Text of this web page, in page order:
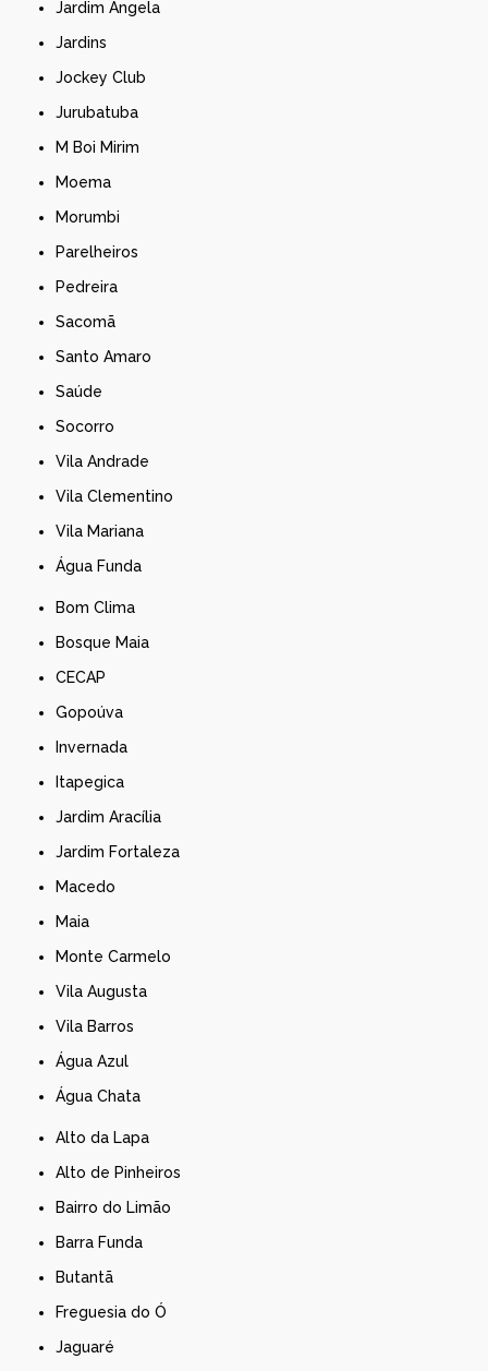
Jardim Ângela
Jardins
Jockey Club
Jurubatuba
M Boi Mirim
Moema
Morumbi
Parelheiros
Pedreira
Sacomã
Santo Amaro
Saúde
Socorro
Vila Andrade
Vila Clementino
Vila Mariana
Água Funda
Bom Clima
Bosque Maia
CECAP
Gopoúva
Invernada
Itapegica
Jardim Aracília
Jardim Fortaleza
Macedo
Maia
Monte Carmelo
Vila Augusta
Vila Barros
Água Azul
Água Chata
Alto da Lapa
Alto de Pinheiros
Bairro do Limão
Barra Funda
Butantã
Freguesia do Ó
Jaguaré